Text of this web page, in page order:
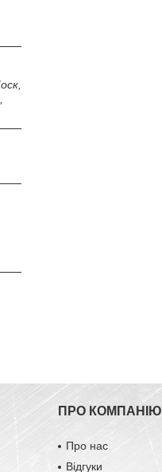
ПРО КОМПАНІЮ
Про нас
Відгуки